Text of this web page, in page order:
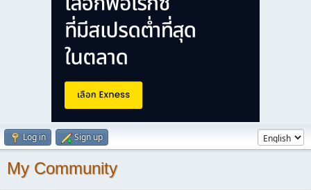
Log in Sign up
My Community